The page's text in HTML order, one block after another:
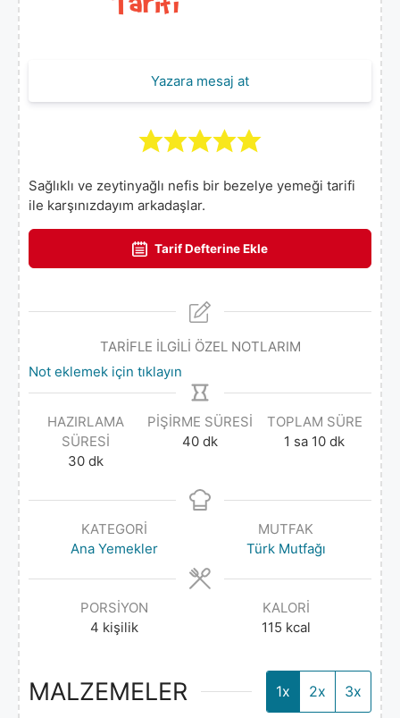
Yazara mesaj at
Sağlıklı ve zeytinyağlı nefis bir bezelye yemeği tarifi
ile karşınızdayım arkadaşlar.
Tarif Defterine Ekle
TARİFLE İLGİLİ ÖZEL NOTLARIM
Not eklemek için tıklayın
HAZIRLAMA
SÜRESI
30 dk
PIŞIRME SÜRESI
40 dk
TOPLAM SÜRE
1 sa 10 dk
KATEGORI
Ana Yemekler
MUTFAK
Türk Mutfağı
PORSIYON
4 kişilik
KALORI
115 kcal
MALZEMELER 1x 2x 3x